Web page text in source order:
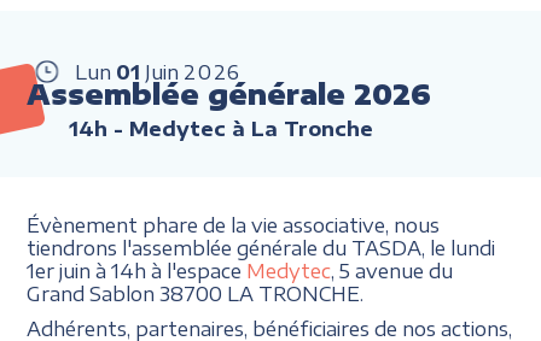
Lun 01 Juin 2026
Assemblée générale 2026
14h - Medytec à La Tronche
Évènement phare de la vie associative, nous
tiendrons l'assemblée générale du TASDA, le lundi
1er juin à 14h à l'espace Medytec , 5 avenue du
Grand Sablon 38700 LA TRONCHE.
Adhérents, partenaires, bénéficiaires de nos actions,